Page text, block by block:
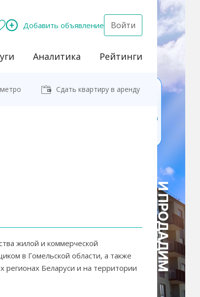
Добавить объявление Войти
Аналитика Рейтинги
Сдать квартиру в аренду
жилой и коммерческой
в Гомельской области, а также
регионах Беларуси и на территории